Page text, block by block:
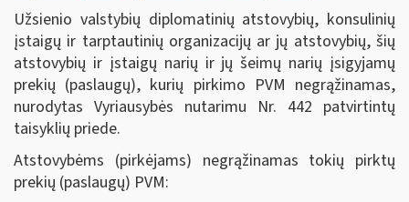
Užsienio valstybių diplomatinių atstovybių, konsulinių
įstaigų ir tarptautinių organizacijų ar jų atstovybių, šių
atstovybių ir įstaigų narių ir jų šeimų narių įsigyjamų
prekių (paslaugų), kurių pirkimo PVM negrąžinamas,
nurodytas Vyriausybės nutarimu Nr. 442 patvirtintų
taisyklių priede.
Atstovybėms (pirkėjams) negrąžinamas tokių pirktų
prekių (paslaugų) PVM: